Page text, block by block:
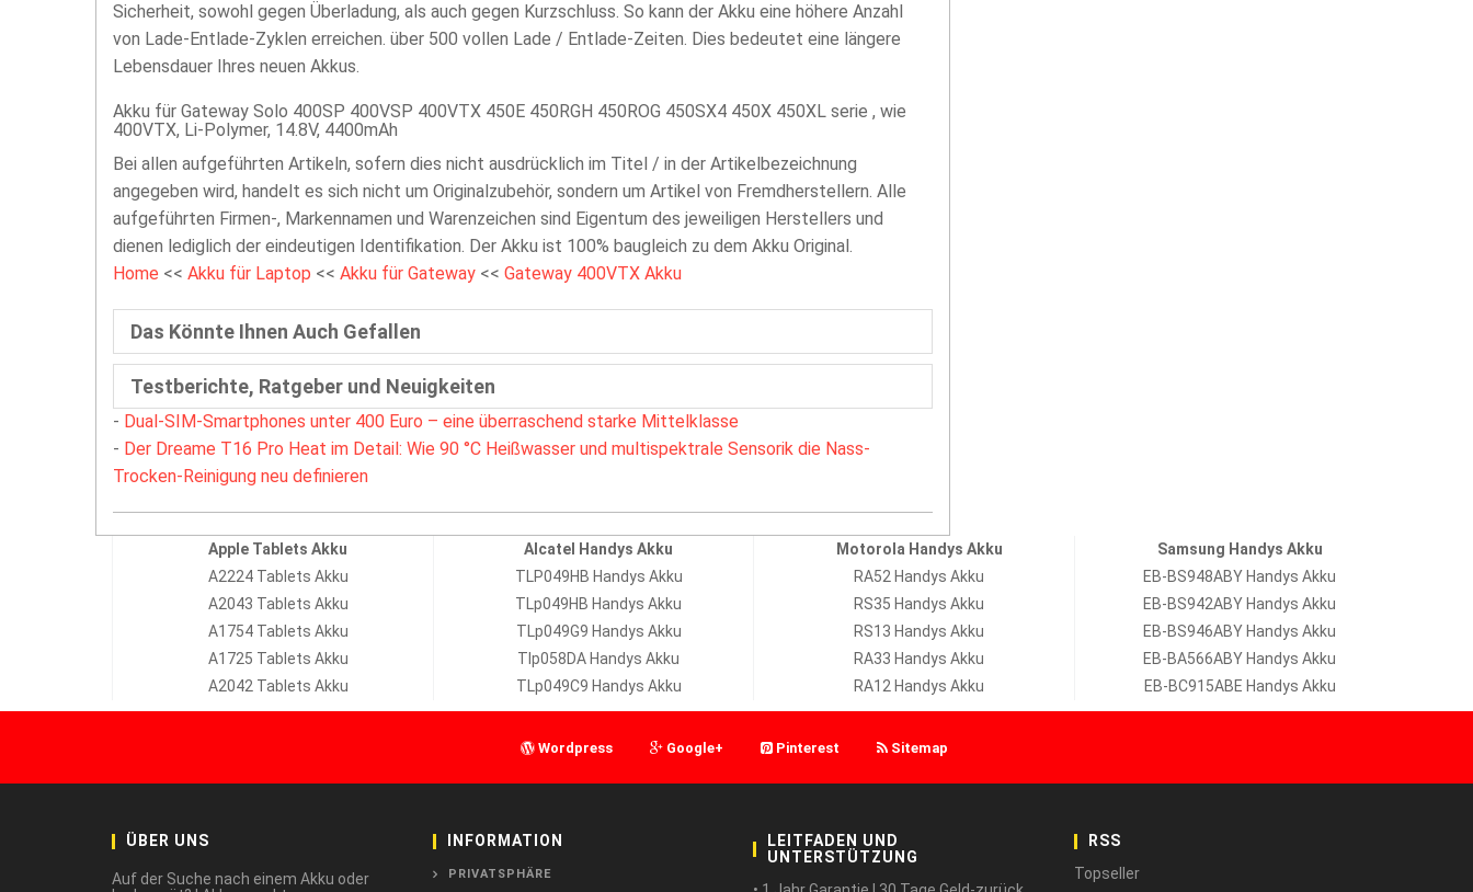
Sicherheit, sowohl gegen Überladung, als auch gegen Kurzschluss. So kann der Akku eine höhere Anzahl
von Lade-Entlade-Zyklen erreichen. über 500 vollen Lade / Entlade-Zeiten. Dies bedeutet eine längere
Lebensdauer Ihres neuen Akkus.
Akku für Gateway Solo 400SP 400VSP 400VTX 450E 450RGH 450ROG 450SX4 450X 450XL serie , wie
400VTX, Li-Polymer, 14.8V, 4400mAh
Bei allen aufgeführten Artikeln, sofern dies nicht ausdrücklich im Titel / in der Artikelbezeichnung
angegeben wird, handelt es sich nicht um Originalzubehör, sondern um Artikel von Fremdherstellern. Alle
aufgeführten Firmen-, Markennamen und Warenzeichen sind Eigentum des jeweiligen Herstellers und
dienen lediglich der eindeutigen Identifikation. Der Akku ist 100% baugleich zu dem Akku Original.
Home << Akku für Laptop << Akku für Gateway << Gateway 400VTX Akku
Das Könnte Ihnen Auch Gefallen
Testberichte, Ratgeber und Neuigkeiten
- Dual-SIM-Smartphones unter 400 Euro – eine überraschend starke Mittelklasse
- Der Dreame T16 Pro Heat im Detail: Wie 90 °C Heißwasser und multispektrale Sensorik die Nass-
Trocken-Reinigung neu definieren
Apple Tablets Akku
A2224 Tablets Akku
A2043 Tablets Akku
A1754 Tablets Akku
A1725 Tablets Akku
A2042 Tablets Akku
Alcatel Handys Akku
TLP049HB Handys Akku
TLp049HB Handys Akku
TLp049G9 Handys Akku
Tlp058DA Handys Akku
TLp049C9 Handys Akku
Motorola Handys Akku
RA52 Handys Akku
RS35 Handys Akku
RS13 Handys Akku
RA33 Handys Akku
RA12 Handys Akku
Samsung Handys Akku
EB-BS948ABY Handys Akku
EB-BS942ABY Handys Akku
EB-BS946ABY Handys Akku
EB-BA566ABY Handys Akku
EB-BC915ABE Handys Akku
Wordpress Google+ Pinterest Sitemap
ÜBER UNS
Auf der Suche nach einem Akku oder
INFORMATION
PRIVATSPHÄRE
LEITFADEN UND
UNTERSTÜTZUNG
RSS
Topseller